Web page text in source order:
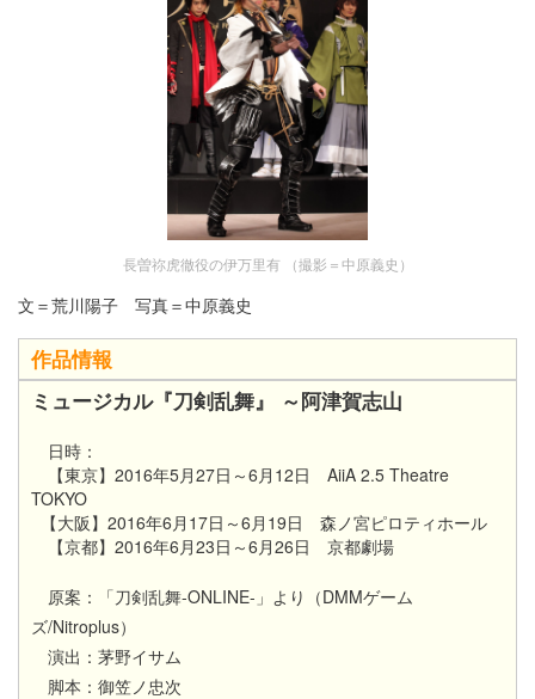
長曽祢虎徹役の伊万里有 （撮影＝中原義史）
文＝荒川陽子 写真＝中原義史
作品情報
ミュージカル『刀剣乱舞』 ～阿津賀志山
日時：
【東京】2016年5月27日～6月12日 AiiA 2.5 Theatre
TOKYO
【大阪】2016年6月17日～6月19日 森ノ宮ピロティホール
【京都】2016年6月23日～6月26日 京都劇場
原案：「刀剣乱舞-ONLINE-」より（DMMゲーム
ズ/Nitroplus）
演出：茅野イサム
脚本：御笠ノ忠次